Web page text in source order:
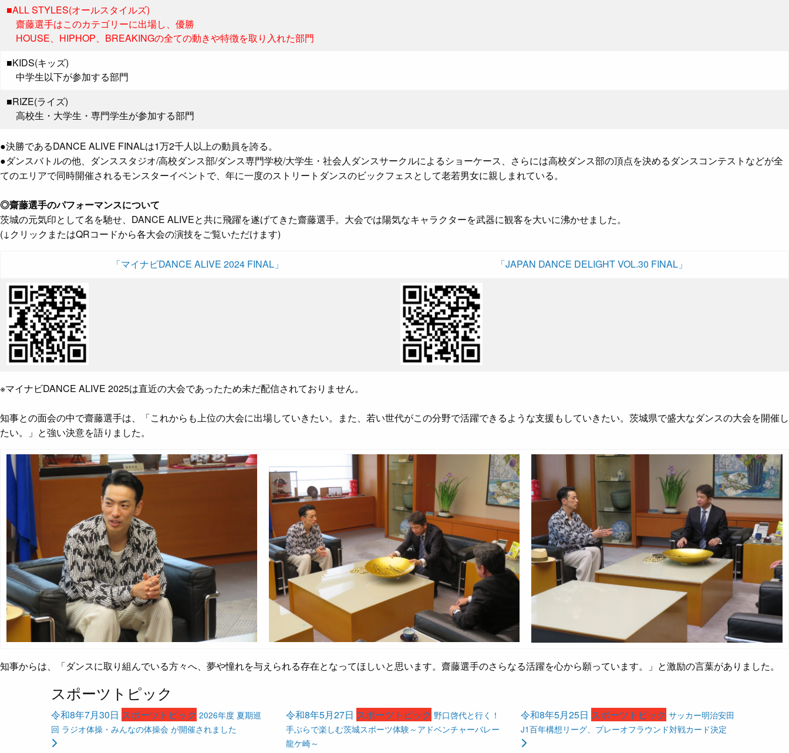
■ALL STYLES(オールスタイルズ)
齋藤選手はこのカテゴリーに出場し、優勝
HOUSE、HIPHOP、BREAKINGの全ての動きや特徴を取り入れた部門
■KIDS(キッズ)
中学生以下が参加する部門
■RIZE(ライズ)
高校生・大学生・専門学生が参加する部門
●決勝であるDANCE ALIVE FINALは1万2千人以上の動員を誇る。
●ダンスバトルの他、ダンススタジオ/高校ダンス部/ダンス専門学校/大学生・社会人ダンスサークルによるショーケース、さらには高校ダンス部の頂点を決めるダンスコンテストなどが全
てのエリアで同時開催されるモンスターイベントで、年に一度のストリートダンスのビックフェスとして老若男女に親しまれている。
◎齋藤選手のパフォーマンスについて
茨城の元気印として名を馳せ、DANCE ALIVEと共に飛躍を遂げてきた齋藤選手。大会では陽気なキャラクターを武器に観客を大いに沸かせました。
(↓クリックまたはQRコードから各大会の演技をご覧いただけます)
「マイナビDANCE ALIVE 2024 FINAL」 「JAPAN DANCE DELIGHT VOL.30 FINAL」
※マイナビDANCE ALIVE 2025は直近の大会であったため未だ配信されておりません。
知事との面会の中で齋藤選手は、「これからも上位の大会に出場していきたい。また、若い世代がこの分野で活躍できるような支援もしていきたい。茨城県で盛大なダンスの大会を開催し
たい。」と強い決意を語りました。
知事からは、「ダンスに取り組んでいる方々へ、夢や憧れを与えられる存在となってほしいと思います。齋藤選手のさらなる活躍を心から願っています。」と激励の言葉がありました。
スポーツトピック
令和8年7月30日 スポーツトピック 2026年度 夏期巡
回 ラジオ体操・みんなの体操会 が開催されました
令和8年5月27日 スポーツトピック 野口啓代と行く！
手ぶらで楽しむ茨城スポーツ体験～アドベンチャーバレー
龍ケ崎～
令和8年5月25日 スポーツトピック サッカー明治安田
J1百年構想リーグ、プレーオフラウンド対戦カード決定